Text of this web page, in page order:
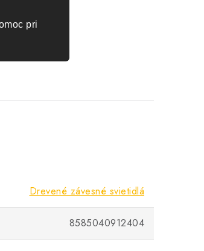
pri
Drevené závesné svietidlá
8585040912404